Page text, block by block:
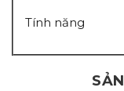
Tính năng